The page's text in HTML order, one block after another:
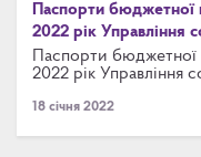
Паспорти бюджетної
2022 рік Управління
Паспорти
2022 рік Управління
18 січня 2022